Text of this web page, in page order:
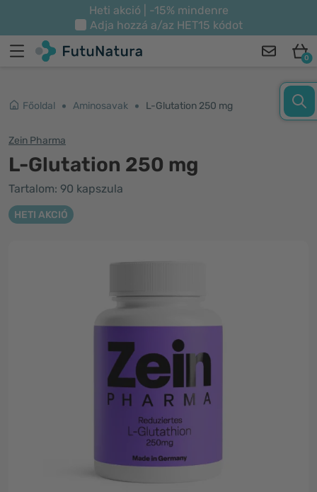
Heti akció | -15% mindenre
Adja hozzá a/az HET15 kódot
0
Főoldal Aminosavak L-Glutation 250 mg
Zein Pharma
L-Glutation 250 mg
Tartalom: 90 kapszula
HETI AKCIÓ